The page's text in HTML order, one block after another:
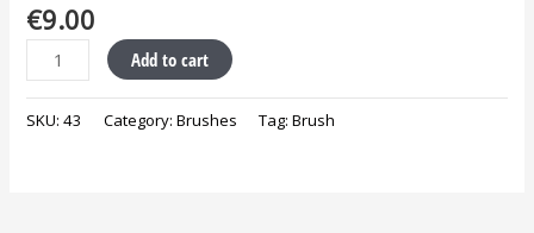
€9.00
Add to cart
SKU:43 Category:Brushes Tag:Brush